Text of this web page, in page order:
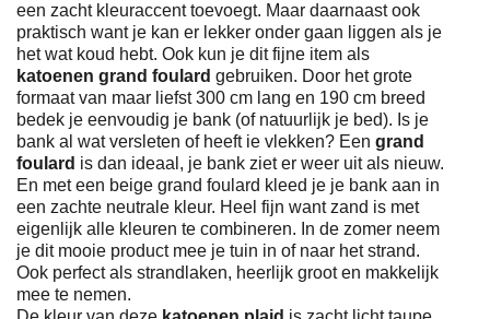
een zacht kleuraccent toevoegt. Maar daarnaast ook
praktisch want je kan er lekker onder gaan liggen als je
het wat koud hebt. Ook kun je dit fijne item als
katoenen grand foulard gebruiken. Door het grote
formaat van maar liefst 300 cm lang en 190 cm breed
bedek je eenvoudig je bank (of natuurlijk je bed). Is je
bank al wat versleten of heeft ie vlekken? Een grand
foulard is dan ideaal, je bank ziet er weer uit als nieuw.
En met een beige grand foulard kleed je je bank aan in
een zachte neutrale kleur. Heel fijn want zand is met
eigenlijk alle kleuren te combineren. In de zomer neem
je dit mooie product mee je tuin in of naar het strand.
Ook perfect als strandlaken, heerlijk groot en makkelijk
mee te nemen.